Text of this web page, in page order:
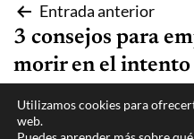
Navegación
de
entradas
Entrada anterior
3 consejos para
morir en el intento
Entrada siguiente
Utilizamos cookies para
web.